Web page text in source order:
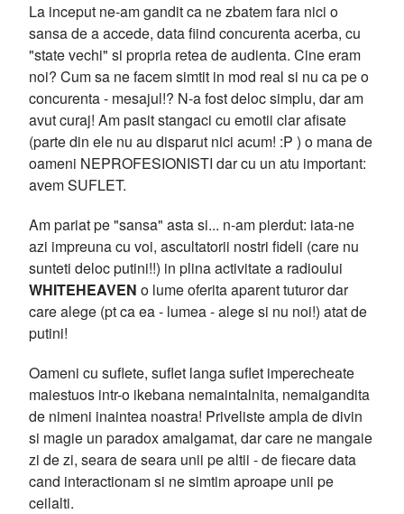
La inceput ne-am gandit ca ne zbatem fara nici o
sansa de a accede, data fiind concurenta acerba, cu
"state vechi" si propria retea de audienta. Cine eram
noi? Cum sa ne facem simtit in mod real si nu ca pe o
concurenta - mesajul!? N-a fost deloc simplu, dar am
avut curaj! Am pasit stangaci cu emotii clar afisate
(parte din ele nu au disparut nici acum! :P ) o mana de
oameni NEPROFESIONISTI dar cu un atu important:
avem SUFLET.
Am pariat pe "sansa" asta si... n-am pierdut: iata-ne
azi impreuna cu voi, ascultatorii nostri fideli (care nu
sunteti deloc putini!!) in plina activitate a radioului
WHITEHEAVEN o lume oferita aparent tuturor dar
care alege (pt ca ea - lumea - alege si nu noi!) atat de
putini!
Oameni cu suflete, suflet langa suflet imperecheate
maiestuos intr-o ikebana nemaintalnita, nemaigandita
de nimeni inaintea noastra! Priveliste ampla de divin
si magie un paradox amalgamat, dar care ne mangaie
zi de zi, seara de seara unii pe altii - de fiecare data
cand interactionam si ne simtim aproape unii pe
ceilalti.